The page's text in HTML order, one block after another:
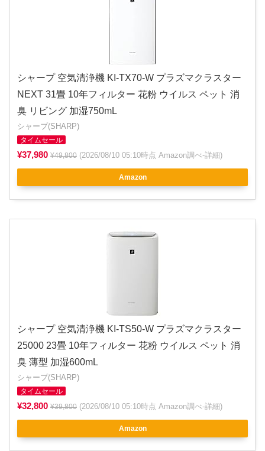
シャープ 空気清浄機 KI-TX70-W プラズマクラスター
NEXT 31畳 10年フィルター 花粉 ウイルス ペット 消
臭 リビング 加湿750mL
シャープ(SHARP)
タイムセール
¥37,980 ¥49,800 (2026/08/10 05:10時点 Amazon調べ-詳細)
Amazon
シャープ 空気清浄機 KI-TS50-W プラズマクラスター
25000 23畳 10年フィルター 花粉 ウイルス ペット 消
臭 薄型 加湿600mL
シャープ(SHARP)
タイムセール
¥32,800 ¥39,800 (2026/08/10 05:10時点 Amazon調べ-詳細)
Amazon